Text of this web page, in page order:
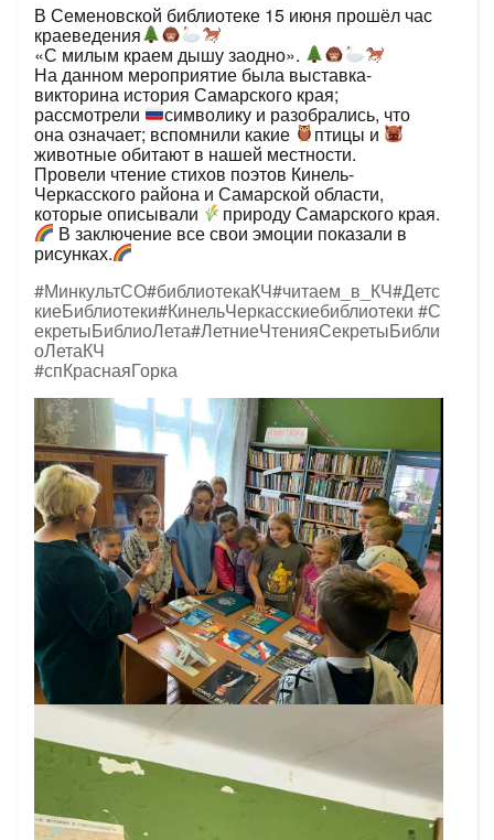
В Семеновской библиотеке 15 июня прошёл час
краеведения
«С милым краем дышу заодно».
На данном мероприятие была выставка-
викторина история Самарского края;
рассмотрели символику и разобрались, что
она означает; вспомнили какие птицы и
животные обитают в нашей местности.
Провели чтение стихов поэтов Кинель-
Черкасского района и Самарской области,
которые описывали природу Самарского края.
В заключение все свои эмоции показали в
рисунках.
#МинкультСО#библиотекаКЧ#читаем_в_КЧ#Детс
киеБиблиотеки#КинельЧеркасскиебиблиотеки #С
екретыБиблиоЛета#ЛетниеЧтенияСекретыБибли
оЛетаКЧ
#спКраснаяГорка